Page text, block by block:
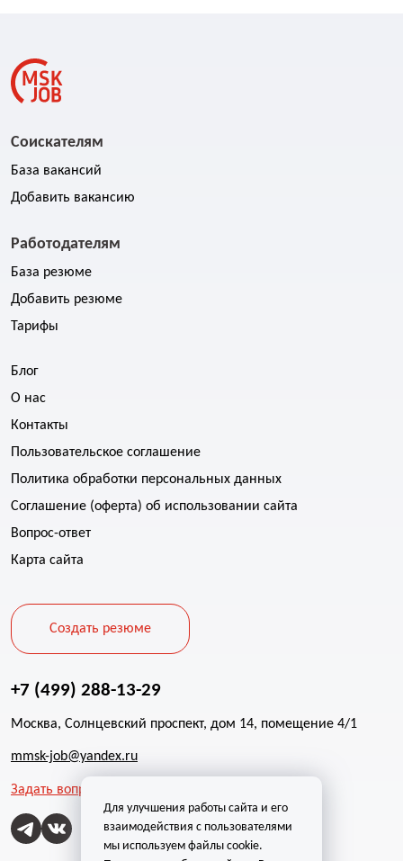
Соискателям
База вакансий
Добавить вакансию
Работодателям
База резюме
Добавить резюме
Тарифы
Блог
О нас
Контакты
Пользовательское соглашение
Политика обработки персональных данных
Соглашение (оферта) об использовании сайта
Вопрос-ответ
Карта сайта
Создать резюме
+7 (499) 288-13-29
Москва, Солнцевский проспект, дом 14, помещение 4/1
mmsk-job@yandex.ru
Задать вопрос
Для улучшения работы сайта и его
взаимодействия с пользователями
мы используем файлы cookie.